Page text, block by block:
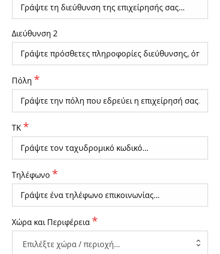
Διεύθυνση 2
Πόλη *
ΤΚ *
Τηλέφωνο *
Χώρα και Περιφέρεια *
Επιλέξτε χώρα / περιοχή…